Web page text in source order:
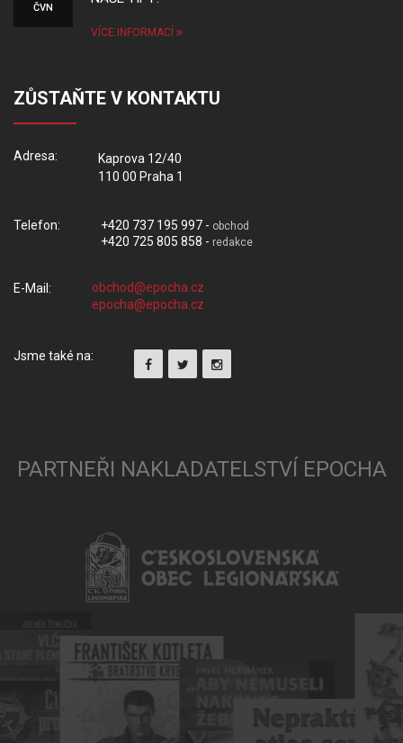
ČVN
VÍCE INFORMACÍ
ZŮSTAŇTE V KONTAKTU
Adresa:
Kaprova 12/40
110 00 Praha 1
Telefon: +420 737 195 997 - obchod
+420 725 805 858 - redakce
E-Mail:
Jsme také na:
PARTNEŘI NAKLADATELSTVÍ EPOCHA